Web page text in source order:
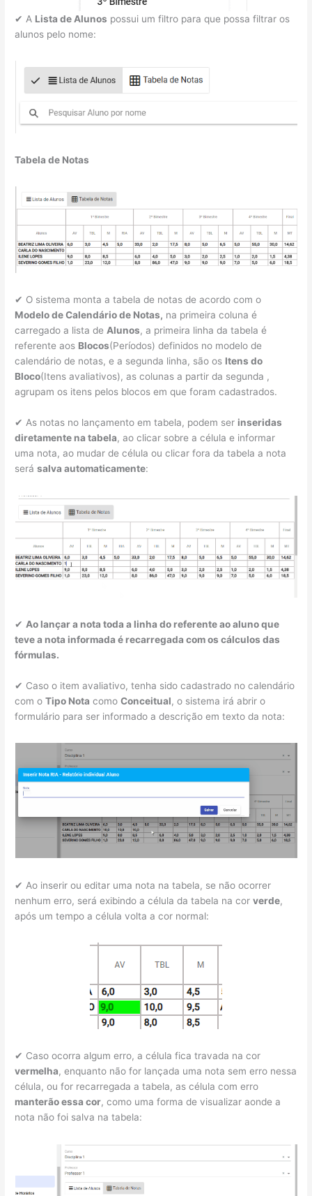
✔ A Lista de Alunos possui um filtro para que possa filtrar os
alunos pelo nome:
Tabela de Notas
✔ O sistema monta a tabela de notas de acordo com o
Modelo de Calendário de Notas, na primeira coluna é
carregado a lista deAlunos, a primeira linha da tabela é
referente aos Blocos(Períodos) definidos no modelo de
calendário de notas, e a segunda linha, são os Itens do
Bloco(Itens avaliativos), as colunas a partir da segunda ,
agrupam os itens pelos blocos em que foram cadastrados.
✔ As notas no lançamento em tabela, podem ser inseridas
diretamente na tabela, ao clicar sobre a célula e informar
uma nota, ao mudar de célula ou clicar fora da tabela a nota
serásalva automaticamente:
✔ Ao lançar a nota toda a linha do referente ao aluno que
teve a nota informada é recarregada com os cálculos das
fórmulas.
✔ Caso o item avaliativo, tenha sido cadastrado no calendário
com oTipo Nota comoConceitual, o sistema irá abrir o
formulário para ser informado a descrição em texto da nota:
✔ Ao inserir ou editar uma nota na tabela, se não ocorrer
nenhum erro, será exibindo a célula da tabela na corverde,
após um tempo a célula volta a cor normal:
✔ Caso ocorra algum erro, a célula fica travada na cor
vermelha, enquanto não for lançada uma nota sem erro nessa
célula, ou for recarregada a tabela, as célula com erro
manterão essa cor, como uma forma de visualizar aonde a
nota não foi salva na tabela: